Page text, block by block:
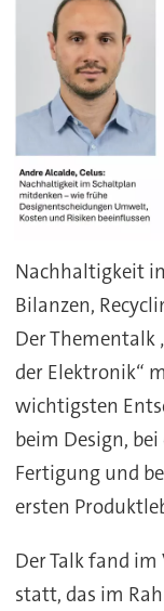
Nachhaltigkeit
Bilanzen,
Der Thementalk
der Elektronik“
wichtigsten
beim Design,
Fertigung und
ersten
Der Talk fand
statt, das im